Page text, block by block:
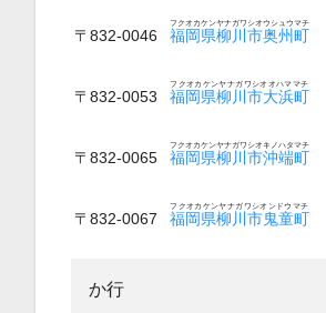
〒832-0046 福岡県柳川市奥州町
フクオカケンヤナガワシオウシュウマチ
〒832-0053 福岡県柳川市大浜町
フクオカケンヤナガワシオオハママチ
〒832-0065 福岡県柳川市沖端町
フクオカケンヤナガワシオキノハタマチ
〒832-0067 福岡県柳川市鬼童町
フクオカケンヤナガワシオンドウマチ
か行